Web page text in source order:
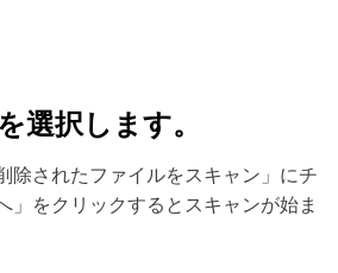
選択します。
除されたファイルをスキャン」にチ
」をクリックするとスキャンが始ま